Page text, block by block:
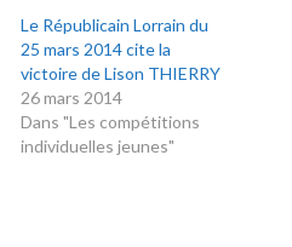
Le Républicain Lorrain du
25 mars 2014 cite la
victoire de Lison THIERRY
26 mars 2014
Dans "Les compétitions
individuelles jeunes"